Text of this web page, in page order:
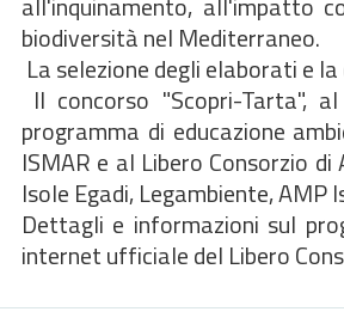
biodiversità nel Mediterraneo.
La selezione degli elaborati e
Il concorso "Scopri-Tarta",
programma di educazione
ISMAR e al Libero Consorzio
Isole Egadi, Legambiente, AMP
Dettagli e informazioni sul
internet ufficiale del Libero